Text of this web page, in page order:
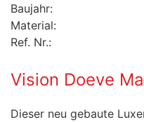
Baujahr:
Material:
Ref. Nr.:
Vision Doeve
Dieser neu gebaute